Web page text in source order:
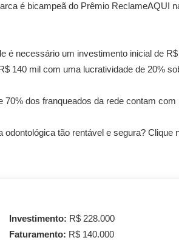
é bicampeã do Prêmio ReclameAQUI
é necessário um investimento inicial de
140 mil com uma lucratividade de 20%
dos franqueados da rede contam com
tão rentável e segura? Clique
Investimento: R$ 228.000
Faturamento: R$ 140.000